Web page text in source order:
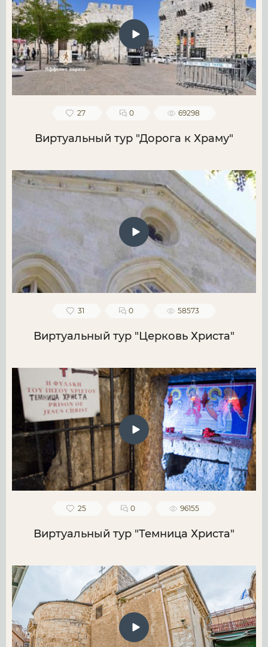
27 0 69298
Виртуальный тур "Дорога к Храму"
31 0 58573
Виртуальный тур "Церковь Христа"
25 0 96155
Виртуальный тур "Темница Христа"